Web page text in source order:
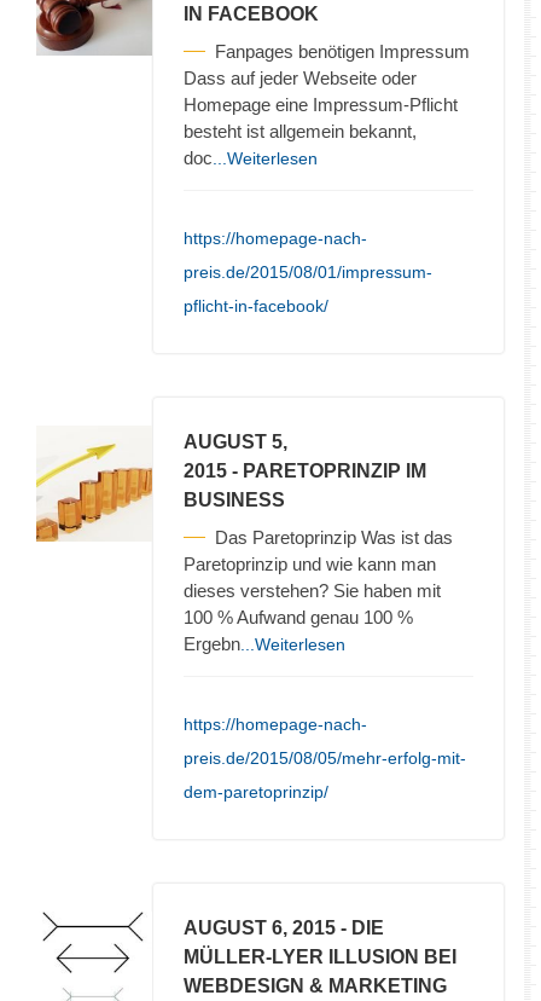
IN FACEBOOK
Fanpages benötigen Impressum
Dass auf jeder Webseite oder
Homepage eine Impressum-Pflicht
besteht ist allgemein bekannt,
doc ...Weiterlesen
https://homepage-nach-
preis.de/2015/08/01/impressum-
pflicht-in-facebook/
AUGUST 5,
2015 - PARETOPRINZIP IM
BUSINESS
Das Paretoprinzip Was ist das
Paretoprinzip und wie kann man
dieses verstehen? Sie haben mit
100 % Aufwand genau 100 %
Ergebn ...Weiterlesen
https://homepage-nach-
preis.de/2015/08/05/mehr-erfolg-mit-
dem-paretoprinzip/
AUGUST 6, 2015 - DIE
MÜLLER-LYER ILLUSION BEI
WEBDESIGN & MARKETING